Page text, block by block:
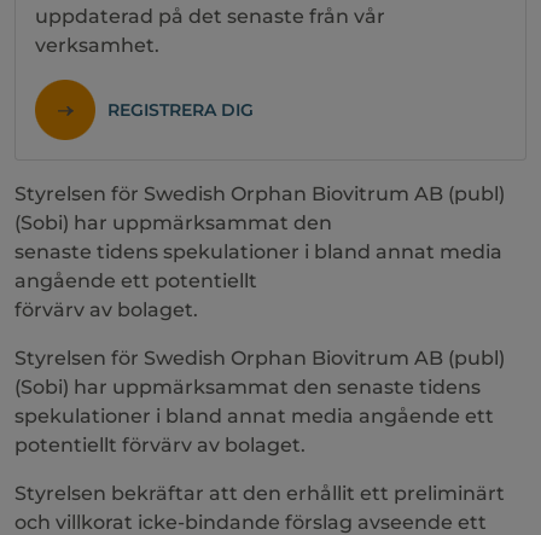
Styrelsen för Swedish Orphan Biovitrum AB (publ)
(Sobi) har uppmärksammat den
senaste tidens spekulationer i bland annat media
angående ett potentiellt
förvärv av bolaget.
Styrelsen för Swedish Orphan Biovitrum AB (publ)
(Sobi) har uppmärksammat den senaste tidens
spekulationer i bland annat media angående ett
potentiellt förvärv av bolaget.
Styrelsen bekräftar att den erhållit ett preliminärt
och villkorat icke-bindande förslag avseende ett
uppdaterad på det senaste från vår
verksamhet.
REGISTRERA DIG